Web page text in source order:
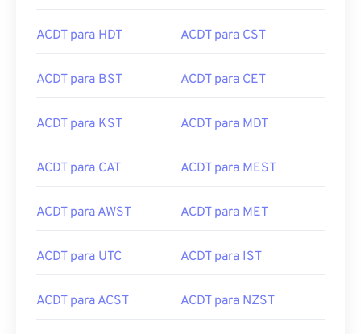
ACDT para HDT ACDT para CST
ACDT para BST ACDT para CET
ACDT para KST ACDT para MDT
ACDT para CAT ACDT para MEST
ACDT para AWST ACDT para MET
ACDT para UTC ACDT para IST
ACDT para ACST ACDT para NZST